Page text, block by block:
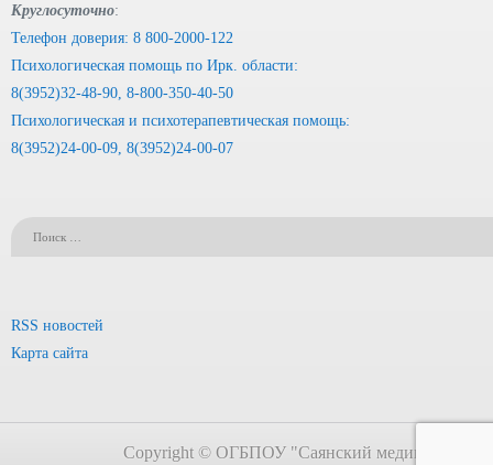
Круглосуточно:
Телефон доверия: 8 800-2000-122
Психологическая помощь по Ирк. области:
8(3952)32-48-90, 8-800-350-40-50
Психологическая и психотерапевтическая помощь:
8(3952)24-00-09, 8(3952)24-00-07
RSS новостей
Карта сайта
Copyright © ОГБПОУ "Саянский медицинский